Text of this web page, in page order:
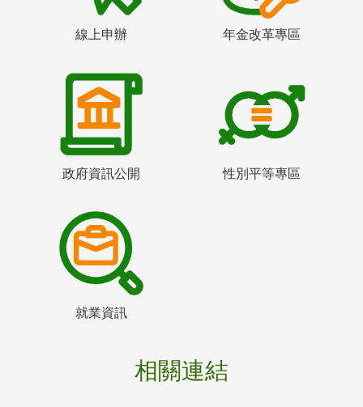
線上申辦 年金改革專區
政府資訊公開 性別平等專區
就業資訊
相關連結